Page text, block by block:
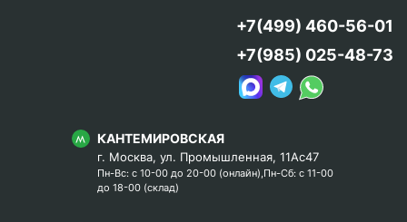
КАНТЕМИРОВСКАЯ
г. Москва, ул. Промышленная, 11Ас47
Пн-Вс: с 10-00 до 20-00 (онлайн),Пн-Сб: с 11-00
до 18-00 (склад)
+7(499) 460-56-01
+7(985) 025-48-73